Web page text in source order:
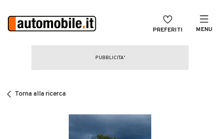
PREFERITI MENU
CERCA
Torna alla ricerca